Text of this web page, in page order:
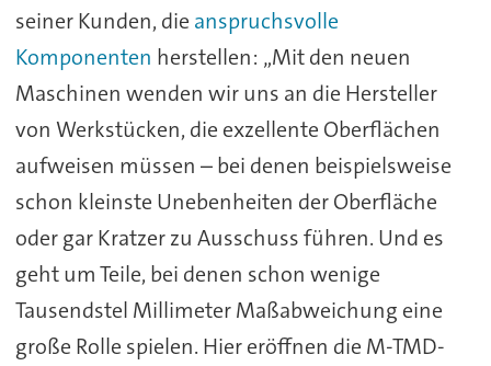
seiner Kunden, die anspruchsvolle
Komponenten herstellen: „Mit den neuen
Maschinen wenden wir uns an die Hersteller
von Werkstücken, die exzellente Oberflächen
aufweisen müssen – bei denen beispielsweise
schon kleinste Unebenheiten der Oberfläche
oder gar Kratzer zu Ausschuss führen. Und es
geht um Teile, bei denen schon wenige
Tausendstel Millimeter Maßabweichung eine
große Rolle spielen. Hier eröffnen die M-TMD-